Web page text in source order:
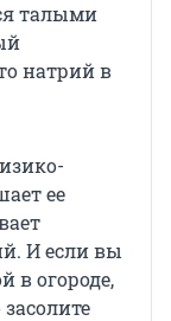
талыми
натрий в
ее
И если вы
в огороде,